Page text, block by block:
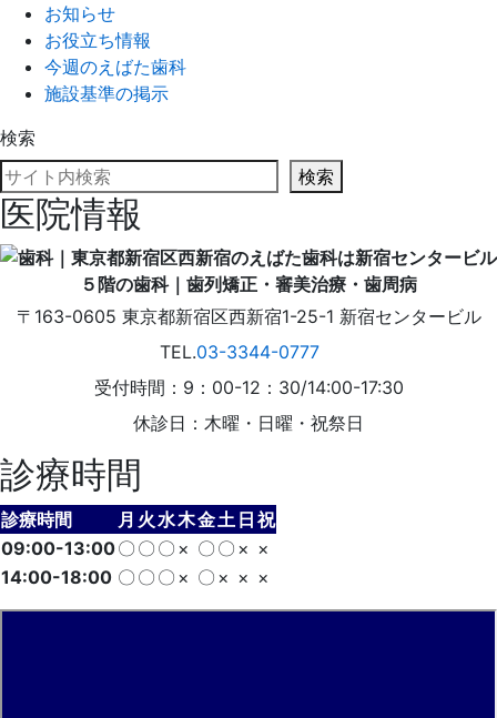
お知らせ
お役立ち情報
今週のえばた歯科
施設基準の掲示
検索
検索
医院情報
〒163-0605 東京都新宿区西新宿1-25-1 新宿センタービル
TEL.03-3344-0777
受付時間：9：00-12：30/14:00-17:30
休診日：木曜・日曜・祝祭日
診療時間
診療時間 月 火水木金土 日 祝
09:00-13:00〇 〇 〇 × 〇 〇 × ×
14:00-18:00 〇 〇 〇 × 〇 × × ×